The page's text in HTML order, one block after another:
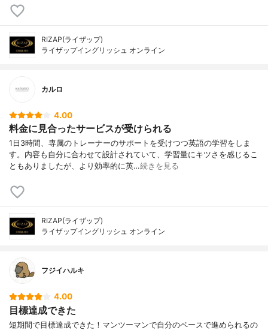
RIZAP(ライザップ)
ライザップイングリッシュ オンライン
カルロ
4.00
料金に見合ったサービスが受けられる
1日3時間、専属のトレーナーのサポートを受けつつ英語の学習をしま
す。内容も自分に合わせて設計されていて、学習量にキツさを感じるこ
ともありましたが、より効率的に英…続きを見る
RIZAP(ライザップ)
ライザップイングリッシュ オンライン
フジイハルキ
4.00
目標達成できた
短期間で目標達成できた！マンツーマンで自分のペースで進められるの